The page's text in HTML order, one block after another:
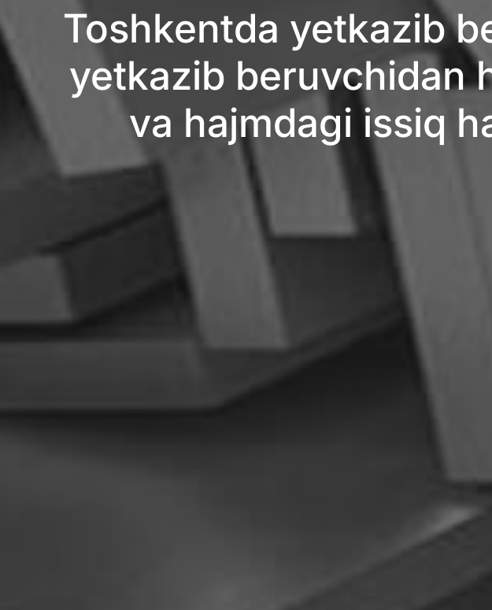
Toshkentda yetkazib
yetkazib beruvchidan
va hajmdagi issiq